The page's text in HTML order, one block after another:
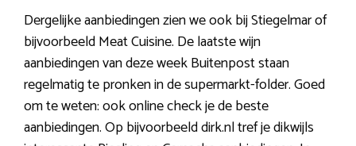
Dergelijke aanbiedingen zien we ook bij Stiegelmar of
bijvoorbeeld Meat Cuisine. De laatste wijn
aanbiedingen van deze week Buitenpost staan
regelmatig te pronken in de supermarkt-folder. Goed
om te weten: ook online check je de beste
aanbiedingen. Op bijvoorbeeld dirk.nl tref je dikwijls